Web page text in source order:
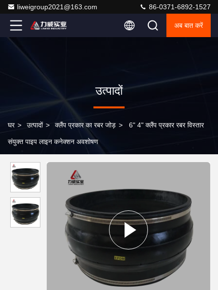
liweigroup2021@163.com 86-0371-6892-1527
अब बात करें
उत्पादों
घर > उत्पादों > क्लैंप प्रकार का रबर जोड़ > 6" 4" क्लैंप प्रकार रबर विस्तार
संयुक्त पाइप लाइन कनेक्शन अवशोषण